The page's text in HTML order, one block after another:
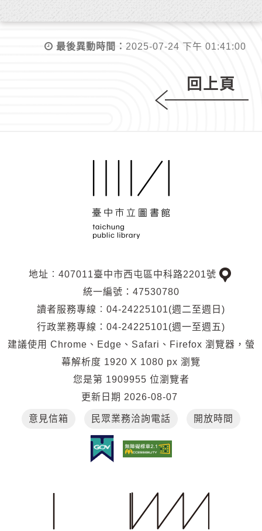
最後異動時間： 2025-07-24 下午 01:41:00
回上頁
地址︰407011臺中市西屯區中科路2201號
交
位
置
統一編號：47530780
讀者服務專線︰04-24225101(週二至週日)
行政業務專線：04-24225101(週一至週五)
建議使用 Chrome、Edge、Safari、Firefox 瀏覽器，螢
幕解析度 1920 X 1080 px 瀏覽
您是第 1909955 位瀏覽者
更新日期 2026-08-07
意見信箱 民眾業務洽詢電話 開放時間